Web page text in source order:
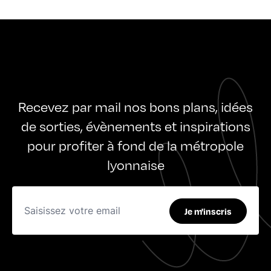
Recevez par mail nos bons plans, idées
de sorties, évènements et inspirations
pour profiter à fond de la métropole
lyonnaise
Je m'inscris